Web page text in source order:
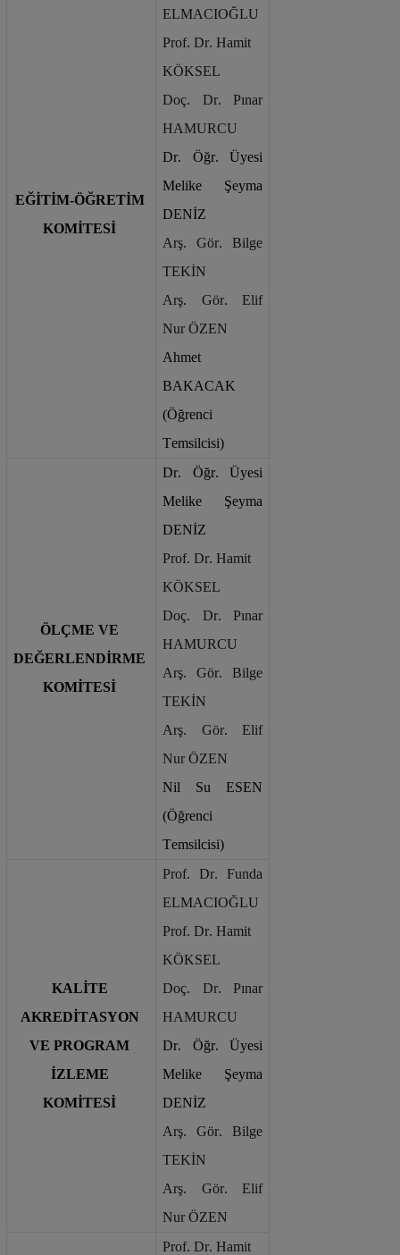
EĞİTİM-ÖĞRETİM
KOMİTESİ
ELMACIOĞLU
Prof. Dr. Hamit
KÖKSEL
Doç. Dr. Pınar
HAMURCU
Dr. Öğr. Üyesi
Melike Şeyma
DENİZ
Arş. Gör. Bilge
TEKİN
Arş. Gör. Elif
Nur ÖZEN
Ahmet
BAKACAK
(Öğrenci
Temsilcisi)
ÖLÇME VE
DEĞERLENDİRME
KOMİTESİ
Dr. Öğr. Üyesi
Melike Şeyma
DENİZ
Prof. Dr. Hamit
KÖKSEL
Doç. Dr. Pınar
HAMURCU
Arş. Gör. Bilge
TEKİN
Arş. Gör. Elif
Nur ÖZEN
Nil Su ESEN
(Öğrenci
Temsilcisi)
KALİTE
AKREDİTASYON
VE PROGRAM
İZLEME
KOMİTESİ
Prof. Dr. Funda
ELMACIOĞLU
Prof. Dr. Hamit
KÖKSEL
Doç. Dr. Pınar
HAMURCU
Dr. Öğr. Üyesi
Melike Şeyma
DENİZ
Arş. Gör. Bilge
TEKİN
Arş. Gör. Elif
Nur ÖZEN
Prof. Dr. Hamit